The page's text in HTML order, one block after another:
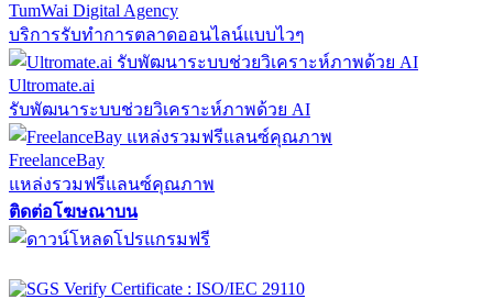
TumWai Digital Agency
บริการรับทำการตลาดออนไลน์แบบไวๆ
Ultromate.ai
รับพัฒนาระบบช่วยวิเคราะห์ภาพด้วย AI
FreelanceBay
แหล่งรวมฟรีแลนซ์คุณภาพ
ติดต่อโฆษณาบน